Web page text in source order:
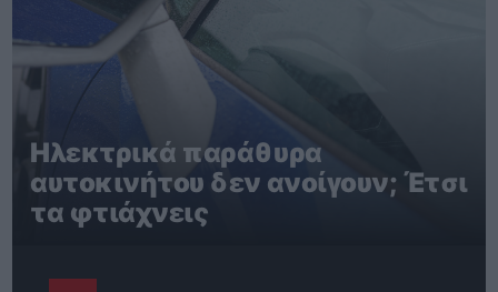
Ηλεκτρικά παράθυρα
αυτοκινήτου δεν ανοίγουν; Έτσι
τα φτιάχνεις